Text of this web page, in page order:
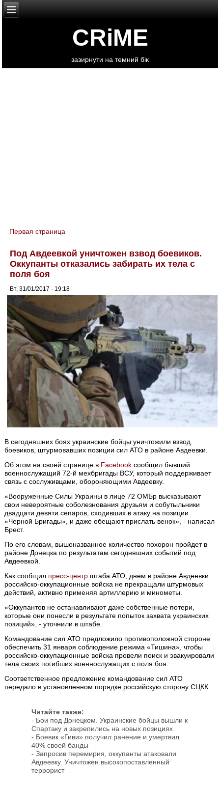
CRiME
зазирнути на темний бік
You are here
Первая страница
Под Авдеевкой уничтожен взвод боевиков.
Оккупанты отказались забирать их тела с
поля боя
Вт, 31/01/2017 - 19:18
В сегодняшних боях украинские бойцы уничтожили взвод
боевиков, штурмовавших позиции сил АТО в районе Авдеевки.
Об этом на своей странице в Facebook сообщил бывший
военнослужащий 72-й мехбригады ВСУ, который поддерживает
связь с сослуживцами, обороняющими Авдеевку.
«Вооруженные Силы Украины в лице 72 ОМБр высказывают
свои невероятные соболезнования друзьям и собутыльники
двадцати девяти сепаров, сходивших в атаку на позиции
«Черной Бригады», и даже обещают прислать венок», - написал
Брест.
По его словам, вышеназванное количество похорон пройдет в
районе Донецка по результатам сегодняшних событий под
Авдеевкой.
Как сообщил пресс-центр штаба АТО, днем в районе Авдеевки
российско-оккупационные войска не прекращали штурмовых
действий, активно применяя артиллерию и минометы.
«Оккупантов не останавливают даже собственные потери,
которые они понесли в результате попыток захвата украинских
позиций», - уточнили в штабе.
Командование сил АТО предложило противоположной стороне
обеспечить 31 января соблюдение режима «Тишина», чтобы
российско-оккупационные войска провели поиск и эвакуировали
тела своих погибших военнослужащих с поля боя.
Соответственное предложение командование сил АТО
передало в установленном порядке российскую сторону СЦКК.
Читайте также:
- Бои под Донецком. Украинские бойцы вышли к
Спартаку и закрепились на новых позициях
- Боевик «Гиви» получил ранение и умертвил
40% своей банды
-Запросив перемирия, оккупанты атаковали
Авдеевку. Уничтожен высокопоставленный
террорист